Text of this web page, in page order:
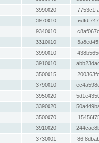
3990020
3970010
9340010
3310010
3990010
3910010
3500015
3790010
3950020
3390020
3500070
3910020
3730001